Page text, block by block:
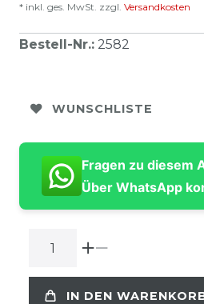
* inkl. ges. MwSt. zzgl. Versandkosten
Bestell-Nr.: 2582
WUNSCHLISTE
Fragen zu diesem
Über WhatsApp
IN DEN